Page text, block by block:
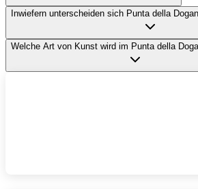
Inwiefern unterscheiden sich Punta della
Welche Art von Kunst wird im Punta della